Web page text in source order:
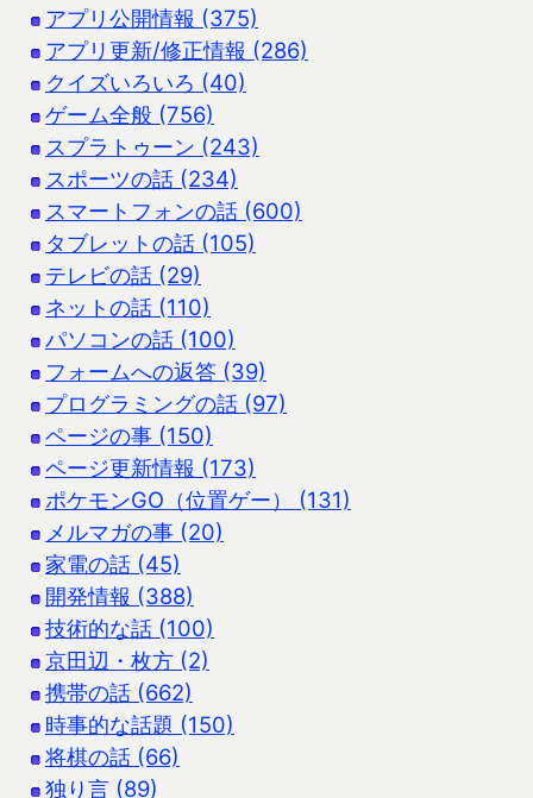
アプリ公開情報 (375)
アプリ更新/修正情報 (286)
クイズいろいろ (40)
ゲーム全般 (756)
スプラトゥーン (243)
スポーツの話 (234)
スマートフォンの話 (600)
タブレットの話 (105)
テレビの話 (29)
ネットの話 (110)
パソコンの話 (100)
フォームへの返答 (39)
プログラミングの話 (97)
ページの事 (150)
ページ更新情報 (173)
ポケモンGO（位置ゲー） (131)
メルマガの事 (20)
家電の話 (45)
開発情報 (388)
技術的な話 (100)
京田辺・枚方 (2)
携帯の話 (662)
時事的な話題 (150)
将棋の話 (66)
独り言 (89)